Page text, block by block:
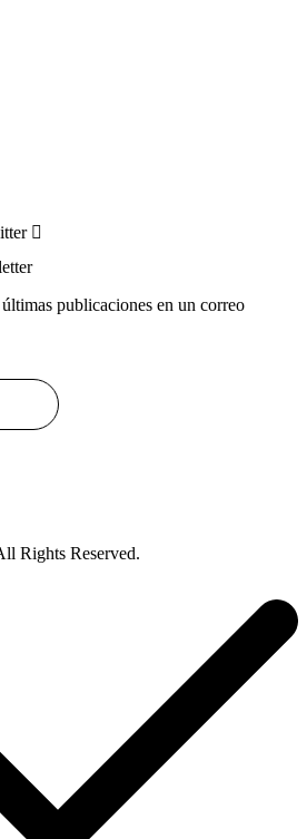
publicaciones en un correo
Rights Reserved.